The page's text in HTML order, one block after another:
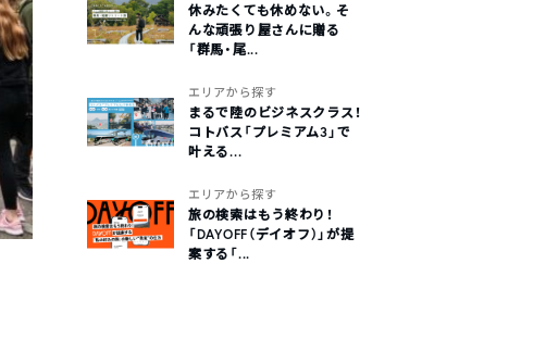
休みたくても休めない。そ
んな頑張り屋さんに贈る
「群馬・尾...
エリアから探す
まるで陸のビジネスクラス！
コトバス「プレミアム3」で
叶える...
エリアから探す
旅の検索はもう終わり！
「DAYOFF（デイオフ）」が提
案する「...